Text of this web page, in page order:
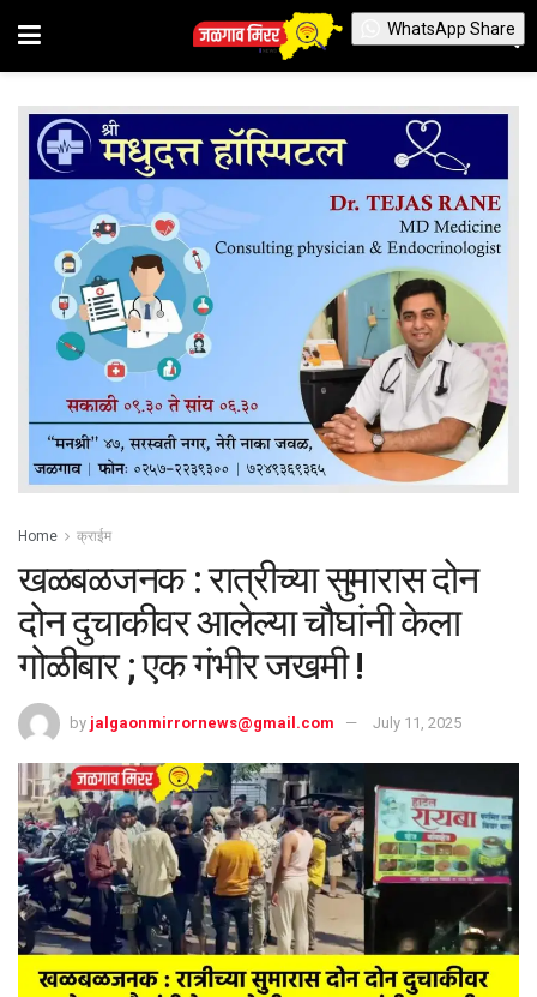
Home क्राईम
खळबळजनक : रात्रीच्या सुमारास दोन
दोन दुचाकीवर आलेल्या चौघांनी केला
गोळीबार ; एक गंभीर जखमी !
by jalgaonmirrornews@gmail.com July 11, 2025
WhatsApp Share